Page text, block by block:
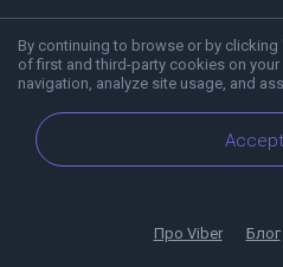
By continuing to browse or by
of first and third-party cookies on
navigation, analyze site usage, and
Про Viber Блог